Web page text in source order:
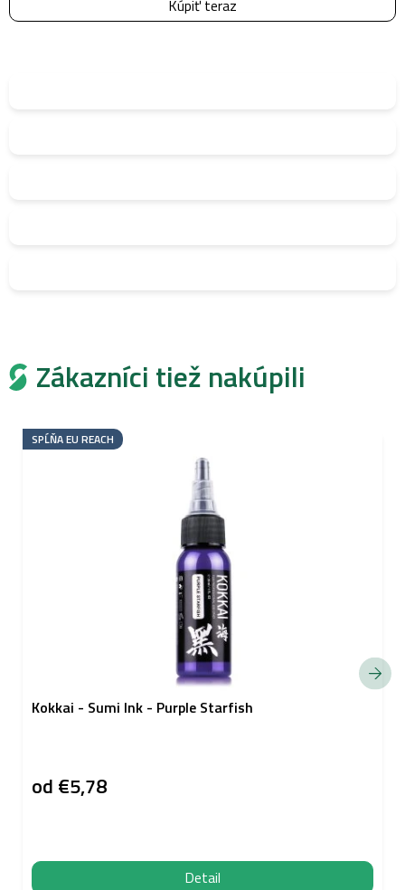
Kúpiť teraz
Zákazníci tiež nakúpili
SPĹŇA EU REACH
Kokkai - Sumi Ink - Purple Starfish
od €5,78
Detail